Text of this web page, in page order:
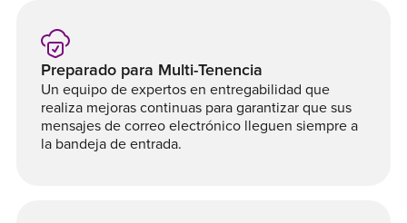
Preparado para Multi-Tenencia
Un equipo de expertos en entregabilidad que
realiza mejoras continuas para garantizar que sus
mensajes de correo electrónico lleguen siempre a
la bandeja de entrada.